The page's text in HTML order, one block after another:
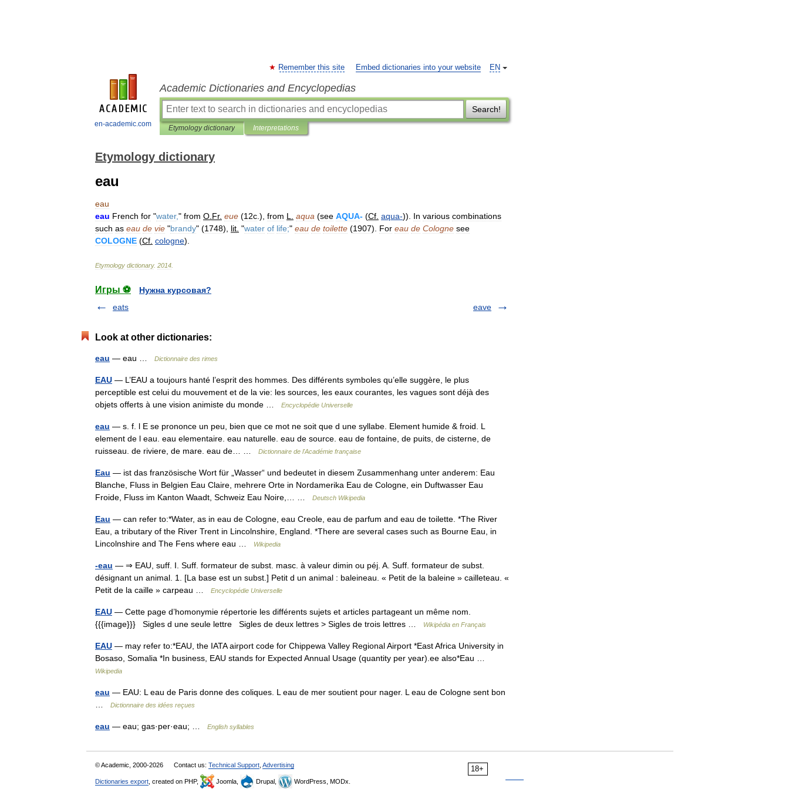
en-academic.com
EN
Remember this site Embed dictionaries into your website
Academic Dictionaries and Encyclopedias
Search!
Etymology dictionary Interpretations
Etymology dictionary
eau
eau
eau French for "water," from O Fr. eue (12c .), from L aqua (see AQUA- (Cf aqua-)). In various combinations
such as eau de vie "brandy" (1748), lit "water of life;" eau de toilette (1907). For eau de Cologne see
COLOGNE (Cf cologne).
Etymology dictionary. 2014
Игры ⚽
Нужна курсовая?
eats
eave
Look at other dictionaries:
eau — eau … Dictionnaire des rimes
EAU — L’EAU a toujours hanté l’esprit des hommes. Des différents symboles qu’elle suggère, le plus
perceptible est celui du mouvement et de la vie: les sources, les eaux courantes, les vagues sont déjà des
objets offerts à une vision animiste du monde …
Encyclopédie Universelle
eau — s. f. l E se prononce un peu, bien que ce mot ne soit que d une syllabe. Element humide & froid. L
element de l eau. eau elementaire. eau naturelle. eau de source. eau de fontaine, de puits, de cisterne, de
ruisseau. de riviere, de mare. eau de… …
Dictionnaire de l'Académie française
Eau — ist das französische Wort für „Wasser“ und bedeutet in diesem Zusammenhang unter anderem: Eau
Blanche, Fluss in Belgien Eau Claire, mehrere Orte in Nordamerika Eau de Cologne, ein Duftwasser Eau
Froide, Fluss im Kanton Waadt, Schweiz Eau Noire,… …
Deutsch Wikipedia
Eau — can refer to:*Water, as in eau de Cologne, eau Creole, eau de parfum and eau de toilette. *The River
Eau, a tributary of the River Trent in Lincolnshire, England. *There are several cases such as Bourne Eau, in
Lincolnshire and The Fens where eau …
Wikipedia
-eau — ⇒ EAU, suff. I. Suff. formateur de subst. masc. à valeur dimin ou péj. A. Suff. formateur de subst.
désignant un animal. 1. [La base est un subst.] Petit d un animal : baleineau. « Petit de la baleine » cailleteau. «
Petit de la caille » carpeau …
Encyclopédie Universelle
EAU — Cette page d’homonymie répertorie les différents sujets et articles partageant un même nom.
{{{image}}} Sigles d une seule lettre Sigles de deux lettres > Sigles de trois lettres …
Wikipédia en Français
EAU — may refer to:*EAU, the IATA airport code for Chippewa Valley Regional Airport *East Africa University in
Bosaso, Somalia *In business, EAU stands for Expected Annual Usage (quantity per year).ee also*Eau …
Wikipedia
eau — EAU: L eau de Paris donne des coliques. L eau de mer soutient pour nager. L eau de Cologne sent bon
Dictionnaire des idées reçues
eau — eau; gas·per·eau; … English syllables
18+
© Academic, 2000-2026 Contact us: Technical Support Advertising
Dictionaries export , created on PHP, Joomla, Drupal, WordPress, MODx.